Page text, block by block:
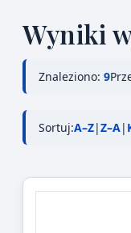
Wyniki
Znaleziono: 9
Sortuj:A–Z|Z–A|